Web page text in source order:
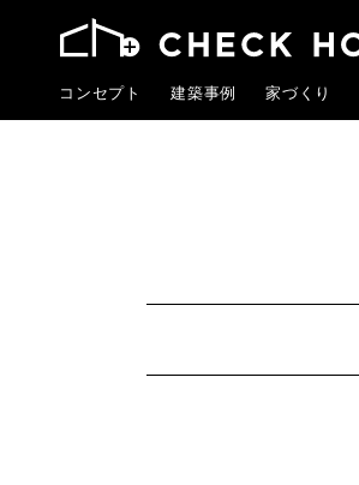
コンセプト 建築事例 家づくり